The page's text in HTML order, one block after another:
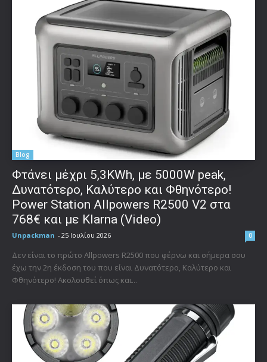
Blog
Φτάνει μέχρι 5,3KWh, με 5000W peak,
Δυνατότερο, Καλύτερο και Φθηνότερο!
Power Station Allpowers R2500 V2 στα
768€ και με Klarna (Video)
Unpackman - 25 Ιουλίου 2026 0
Δεν είναι το πρώτο Allpowers R2500 που φέρνω και σήμερα σου
έχω την 2η έκδοση του που είναι Δυνατότερο, Καλύτερο και
Φθηνότερο! Ακολουθεί όπως και...